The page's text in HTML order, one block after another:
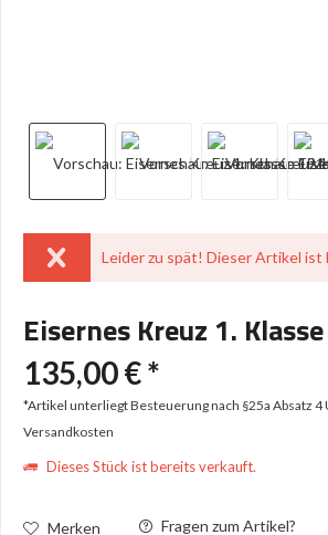
Leider zu spät! Dieser Artikel
Eisernes Kreuz 1.
135,00 € *
*Artikel unterliegt Besteuerung nach §25a Absatz 4
Versandkosten
Dieses Stück ist bereits verkauft.
Merken Fragen zum Artikel?